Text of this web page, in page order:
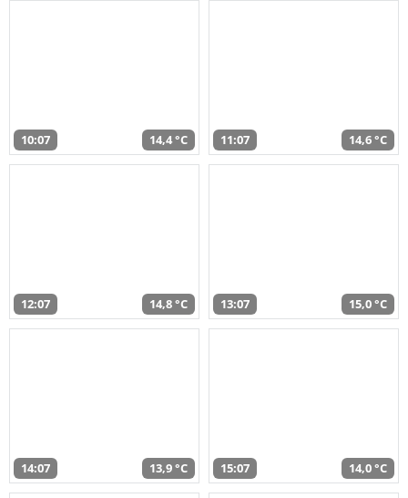
10:07 14,4 °C 11:07 14,6 °C
12:07 14,8 °C 13:07 15,0 °C
14:07 13,9 °C 15:07 14,0 °C